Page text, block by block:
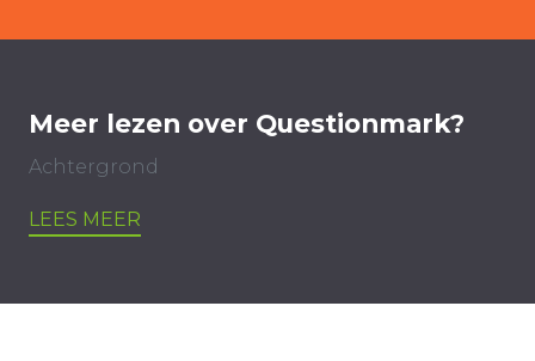
Meer lezen over Questionmark?
Achtergrond
LEES MEER